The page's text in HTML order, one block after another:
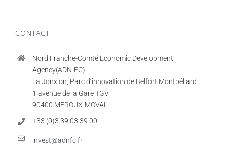
CONTACT
Nord Franche-Comté Economic Development
Agency(ADN-FC)
La Jonxion, Parc d’innovation de Belfort Montbéliard
1 avenue de la Gare TGV
90400 MEROUX-MOVAL
+33 (0)3 39 03 39 00
invest@adnfc.fr